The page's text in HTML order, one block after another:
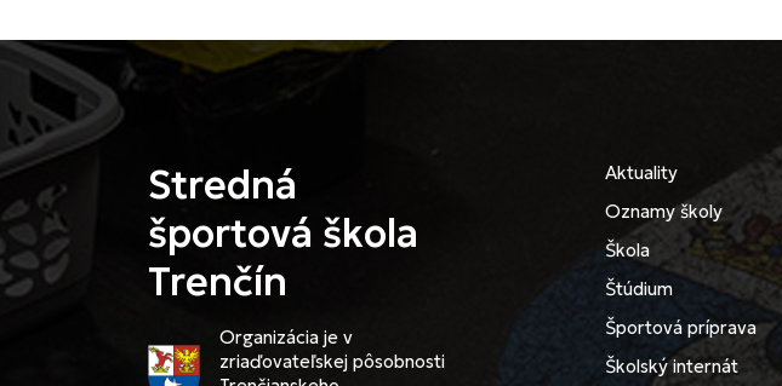
Stredná
športová škola
Trenčín
Organizácia je v
zriaďovateľskej pôsobnosti
Aktuality
Oznamy školy
Škola
Štúdium
Športová príprava
Školský internát